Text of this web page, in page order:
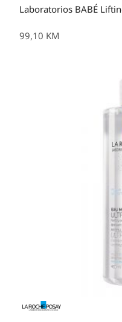
Laboratorios BABÉ
99,10 KM